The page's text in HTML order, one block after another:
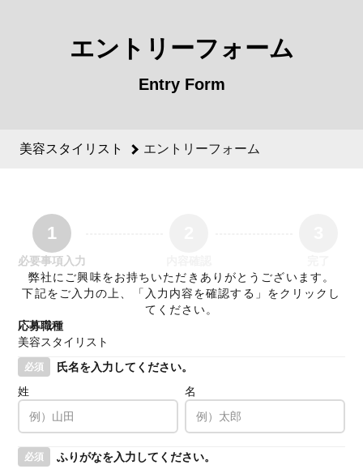
エントリーフォーム
Entry Form
美容スタイリスト エントリーフォーム
1
必要事項入力
弊社にご興味をお持ちいただきありがとうございます。
下記をご入力の上、「入力内容を確認する」をクリックし
てください。
応募職種
美容スタイリスト
必須
氏名を入力してください。
姓
名
必須
ふりがなを入力してください。